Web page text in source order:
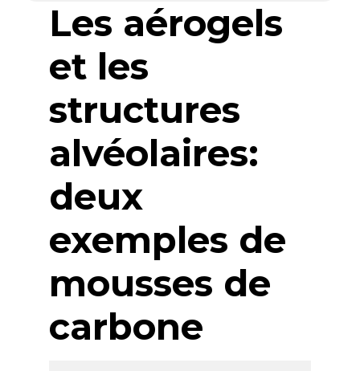
Les aérogels
et les
structures
alvéolaires:
deux
exemples de
mousses de
carbone